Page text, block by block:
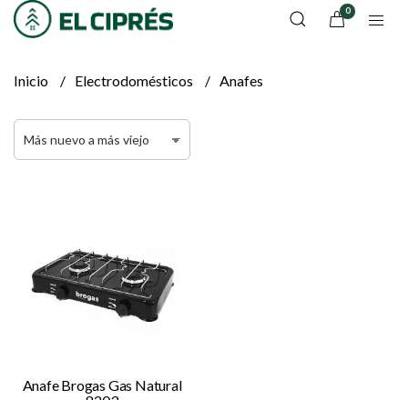
0
Inicio Electrodomésticos Anafes
Anafe Brogas Gas Natural